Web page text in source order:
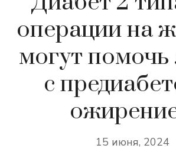
операции на
могут
с
15 июня, 2024